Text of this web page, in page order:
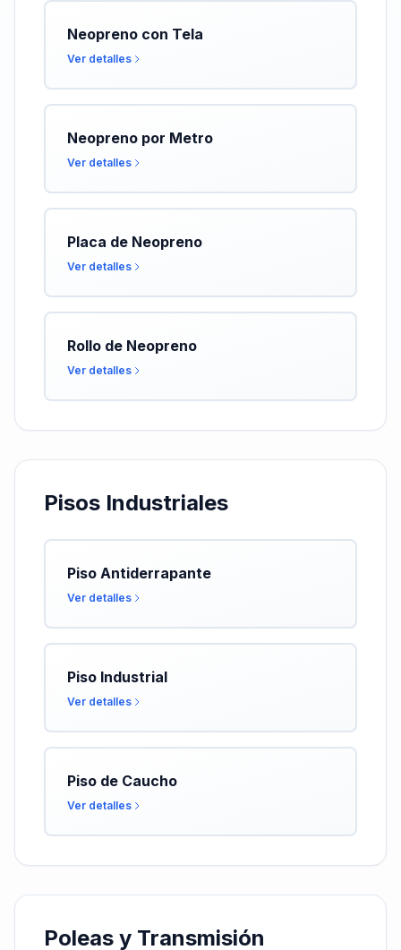
Neopreno con Tela
Ver detalles
Neopreno por Metro
Ver detalles
Placa de Neopreno
Ver detalles
Rollo de Neopreno
Ver detalles
Pisos Industriales
Piso Antiderrapante
Ver detalles
Piso Industrial
Ver detalles
Piso de Caucho
Ver detalles
Poleas y Transmisión